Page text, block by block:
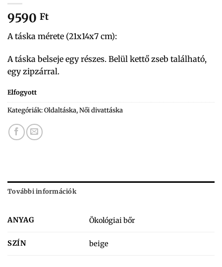
9590 Ft
A táska mérete (21x14x7 cm):
A táska belseje egy részes. Belül kettő zseb található,
egy zipzárral.
Elfogyott
Kategóriák:Oldaltáska,Női divattáska
További információk
ANYAG Ökológiai bőr
SZÍN beige